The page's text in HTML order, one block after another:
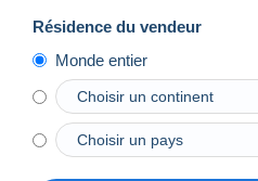
Résidence du vendeur
Monde entier